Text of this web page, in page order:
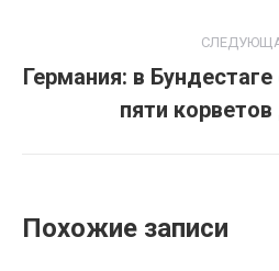
Германия: в
пяти
Похожие записи